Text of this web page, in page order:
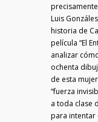
Luis
historia de
película “El
analizar
ochenta
de esta
“fuerza
a toda clase
para intentar